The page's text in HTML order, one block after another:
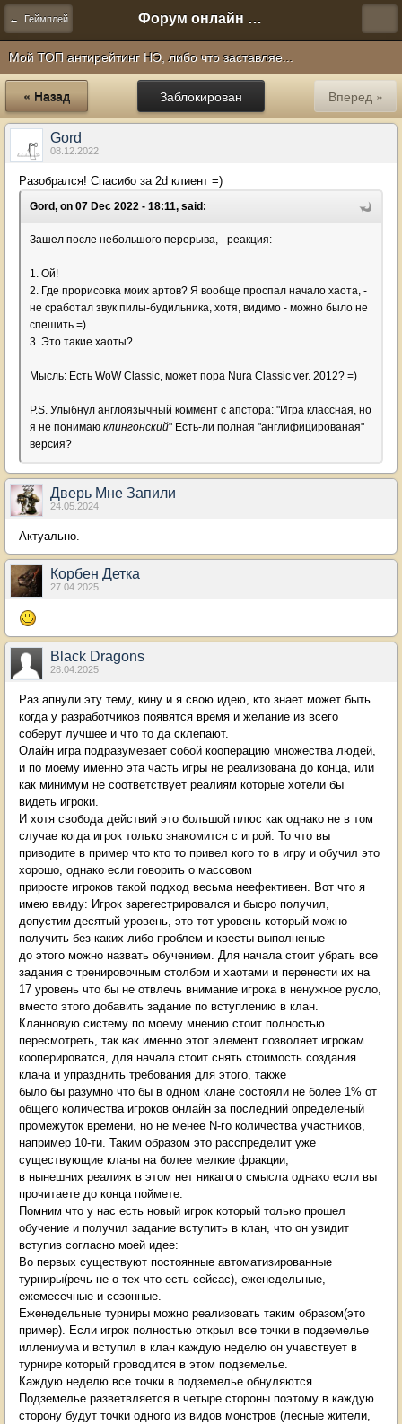
← Геймплей Форум онлайн игры "Новая Эра" (Нюра Биз)
Мой ТОП антирейтинг НЭ, либо что заставляе...
Заблокирован
« Назад Вперед »
Gord
08.12.2022
Разобрался! Спасибо за 2d клиент =)
Gord, on 07 Dec 2022 - 18:11, said:
Зашел после небольшого перерыва, - реакция:
1. Ой!
2. Где прорисовка моих артов? Я вообще проспал начало хаота, -
не сработал звук пилы-будильника, хотя, видимо - можно было не
спешить =)
3. Это такие хаоты?
Мысль: Есть WoW Classic, может пора Nura Classic ver. 2012? =)
P.S. Улыбнул англоязычный коммент с апстора: "Игра классная, но
я не понимаю клингонский" Есть-ли полная "англифицированая"
версия?
Дверь Мне Запили
24.05.2024
Актуально.
Корбен Детка
27.04.2025
Black Dragons
28.04.2025
Раз апнули эту тему, кину и я свою идею, кто знает может быть
когда у разработчиков появятся время и желание из всего
соберут лучшее и что то да склепают.
Олайн игра подразумевает собой кооперацию множества людей,
и по моему именно эта часть игры не реализована до конца, или
как минимум не соответствует реалиям которые хотели бы
видеть игроки.
И хотя свобода действий это большой плюс как однако не в том
случае когда игрок только знакомится с игрой. То что вы
приводите в пример что кто то привел кого то в игру и обучил это
хорошо, однако если говорить о массовом
приросте игроков такой подход весьма неефективен. Вот что я
имею ввиду: Игрок зарегестрировался и бысро получил,
допустим десятый уровень, это тот уровень который можно
получить без каких либо проблем и квесты выполненые
до этого можно назвать обучением. Для начала стоит убрать все
задания с тренировочным столбом и хаотами и перенести их на
17 уровень что бы не отвлечь внимание игрока в ненужное русло,
вместо этого добавить задание по вступлению в клан.
Кланновую систему по моему мнению стоит полностью
пересмотреть, так как именно этот элемент позволяет игрокам
кооперироватся, для начала стоит снять стоимость создания
клана и упразднить требования для этого, также
было бы разумно что бы в одном клане состояли не более 1% от
общего количества игроков онлайн за последний определеный
промежуток времени, но не менее N-го количества участников,
например 10-ти. Таким образом это расспределит уже
существующие кланы на более мелкие фракции,
в нынешних реалиях в этом нет никагого смысла однако если вы
прочитаете до конца поймете.
Помним что у нас есть новый игрок который только прошел
обучение и получил задание вступить в клан, что он увидит
вступив согласно моей идее:
Во первых существуют постоянные автоматизированные
турниры(речь не о тех что есть сейсас), еженедельные,
ежемесечные и сезонные.
Еженедельные турниры можно реализовать таким образом(это
пример). Если игрок полностью открыл все точки в подземелье
иллениума и вступил в клан каждую неделю он учавствует в
турнире который проводится в этом подземелье.
Каждую неделю все точки в подземелье обнуляются.
Подземелье разветвляется в четыре стороны поэтому в каждую
сторону будут точки одного из видов монстров (лесные жители,